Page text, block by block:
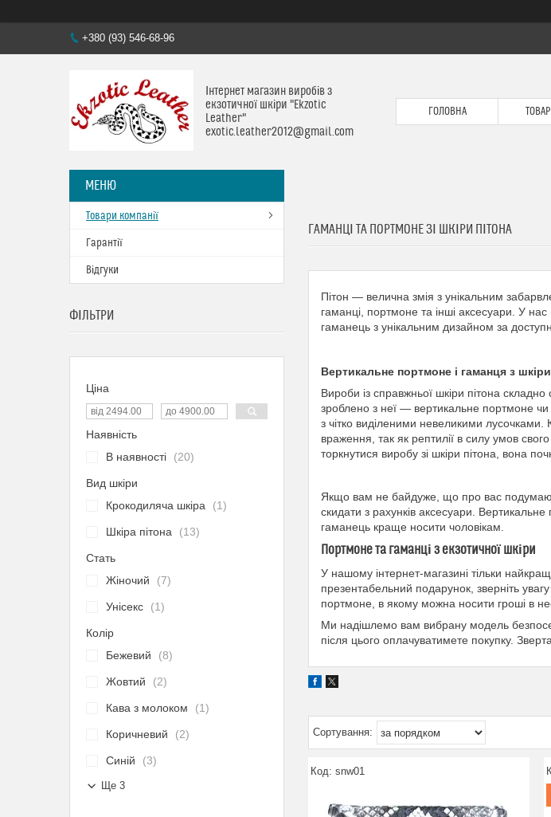
+380 (93) 546-68-96
Інтернет магазин виробів з
екзотичної шкіри "Ekzotic
Leather"
exotic.leather2012@gmail.com
ГОЛОВНА
ГАМАНЦІ ТА ПОРТМОНЕ ЗІ ШКІРИ ПІТОНА
Пітон — велична змія з унікальним
гаманці, портмоне та інші аксесуари. У нас
гаманець з унікальним дизайном за
Вертикальне портмоне і гаманця з шкіри
Вироби із справжньої шкіри пітона
зроблено з неї — вертикальне портмоне чи
з чітко виділеними невеликими
враження, так як рептилії в силу умов
торкнутися виробу зі шкіри пітона, вона
Якщо вам не байдуже, що про вас
скидати з рахунків аксесуари. Вертикальне
гаманець краще носити чоловікам.
Портмоне та гаманці з екзотичної шкіри
У нашому інтернет-магазині тільки
презентабельний подарунок, зверніть
портмоне, в якому можна носити гроші в
Ми надішлемо вам вибрану модель
після цього оплачуватимете покупку.
snw01
Товари компанії
Гарантії
Відгуки
ФІЛЬТРИ
Ціна
Наявність
В наявності
20
Вид шкіри
Крокодиляча шкіра
1
Шкіра пітона 13
Стать
Жіночий
7
Унісекс 1
Колір
Бежевий
8
Жовтий 2
Кава з молоком 1
Коричневий 2
Синій 3
Ще 3